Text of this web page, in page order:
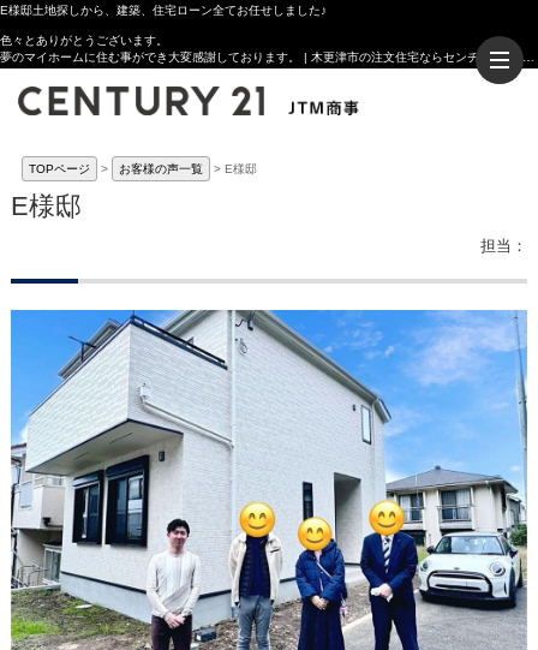
E様邸土地探しから、建築、住宅ローン全てお任せしました♪
色々とありがとうございます。
夢のマイホームに住む事ができ大変感謝しております。 | 木更津市の注文住宅ならセンチュリー21JTM商事へ
TOPページ お客様の声一覧 E様邸
E様邸
担当：